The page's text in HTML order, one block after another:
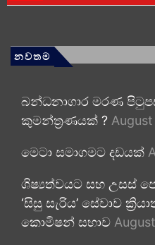
නවතම
බන්ධනාගාර මරණ
කුමන්ත්‍රණයක් ?
මෙටා සමාගමට දඩයක්
ශිෂ්‍යත්වයට සහ උසස්
‘සිසු සැරිය’ සේවාව
කොමිෂන් සභාව